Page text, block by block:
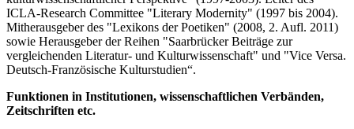
ICLA-Research Committee "Literary Modernity" (1997 bis 2004).
Mitherausgeber des "Lexikons der Poetiken" (2008, 2. Aufl. 2011)
sowie Herausgeber der Reihen "Saarbrücker Beiträge zur
vergleichenden Literatur- und Kulturwissenschaft" und "Vice Versa.
Deutsch-Französische Kulturstudien“.
Funktionen in Institutionen, wissenschaftlichen Verbänden,
Zeitschriften etc.